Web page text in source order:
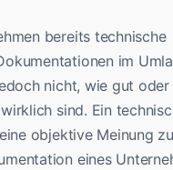
bereits technische
im
nicht, wie gut
sind. Ein
objektive Meinung
eines